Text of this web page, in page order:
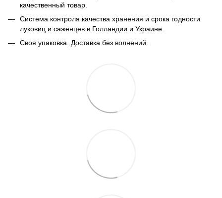
качественный товар.
Система контроля качества хранения и срока годности
луковиц и саженцев в Голландии и Украине.
Своя упаковка. Доставка без волнений.